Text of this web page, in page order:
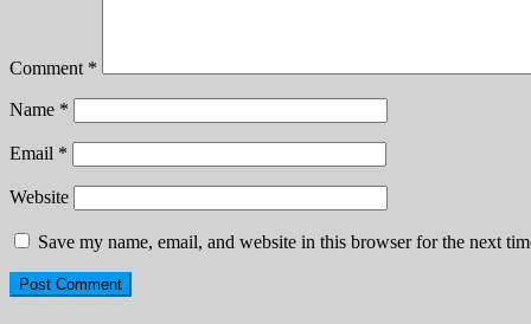
Comment *
Name *
Email *
Website
Save my name, email, and website in this browser for the next